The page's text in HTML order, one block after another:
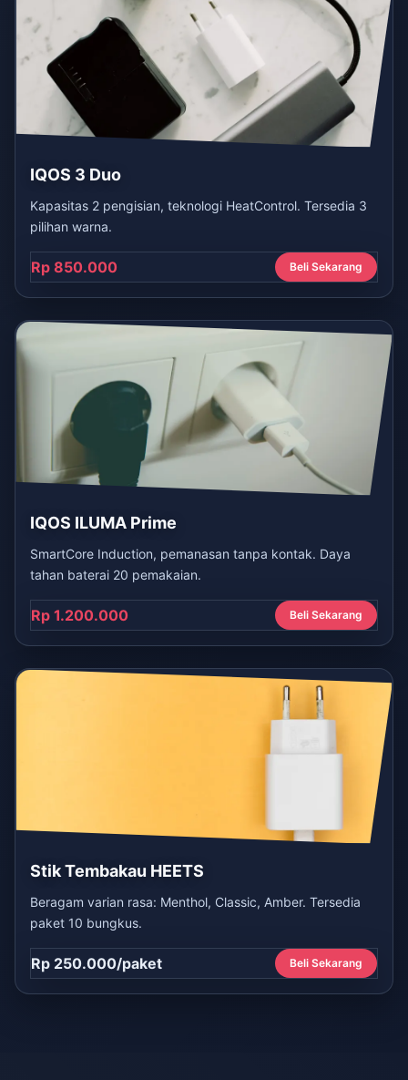
IQOS 3 Duo
Kapasitas 2 pengisian, teknologi HeatControl. Tersedia 3
pilihan warna.
Rp 850.000 Beli Sekarang
IQOS ILUMA Prime
SmartCore Induction, pemanasan tanpa kontak. Daya
tahan baterai 20 pemakaian.
Rp 1.200.000 Beli Sekarang
Stik Tembakau HEETS
Beragam varian rasa: Menthol, Classic, Amber. Tersedia
paket 10 bungkus.
Rp 250.000/paket Beli Sekarang